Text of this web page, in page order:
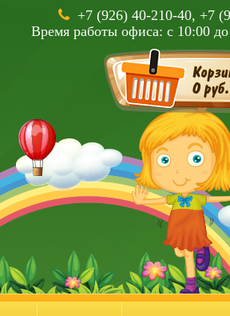
+7 (926) 40-210-40, +7
Время работы офиса: с 10:00
0 руб.